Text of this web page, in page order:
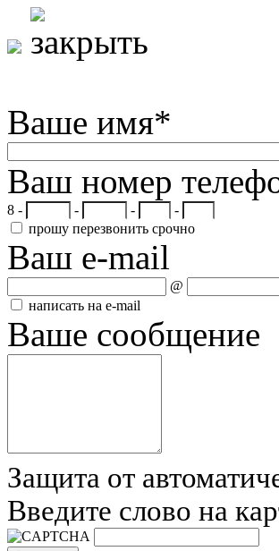
Ваше имя*
Ваш номер
8 - - -
-
прошу перезвонить срочно
Ваш e-mail
@
написать на e-mail
Ваше сообщение
Защита от
Введите слово на